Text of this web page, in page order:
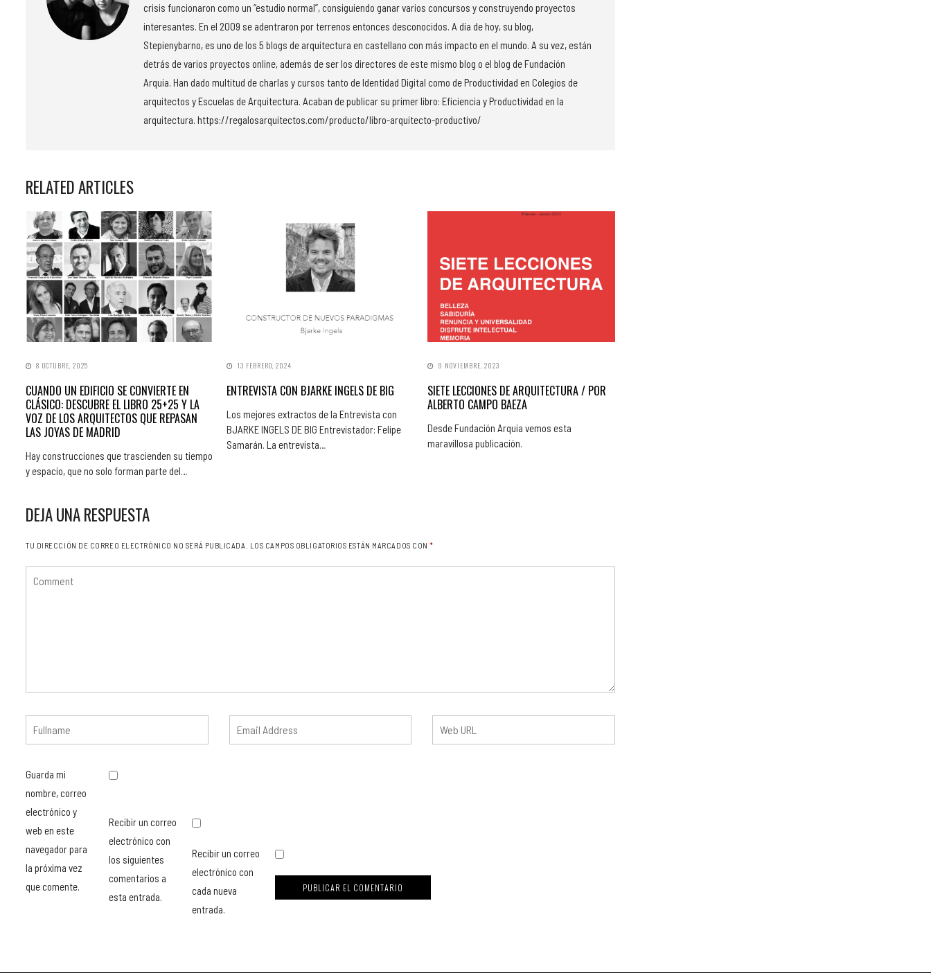
crisis funcionaron como un “estudio normal”, consiguiendo ganar varios concursos y construyendo proyectos
interesantes. En el 2009 se adentraron por terrenos entonces desconocidos. A día de hoy, su blog,
Stepienybarno, es uno de los 5 blogs de arquitectura en castellano con más impacto en el mundo. A su vez, están
detrás de varios proyectos online, además de ser los directores de este mismo blog o el blog de Fundación
Arquia. Han dado multitud de charlas y cursos tanto de Identidad Digital como de Productividad en Colegios de
arquitectos y Escuelas de Arquitectura. Acaban de publicar su primer libro: Eficiencia y Productividad en la
arquitectura. https://regalosarquitectos.com/producto/libro-arquitecto-productivo/
RELATED ARTICLES
8 OCTUBRE, 2025
CUANDO UN EDIFICIO SE CONVIERTE EN
CLÁSICO: DESCUBRE EL LIBRO 25+25 Y LA
VOZ DE LOS ARQUITECTOS QUE REPASAN
LAS JOYAS DE MADRID
Hay construcciones que trascienden su tiempo
y espacio, que no solo forman parte del…
13 FEBRERO, 2024
ENTREVISTA CON BJARKE INGELS DE BIG
Los mejores extractos de la Entrevista con
BJARKE INGELS DE BIG Entrevistador: Felipe
Samarán. La entrevista…
9 NOVIEMBRE, 2023
SIETE LECCIONES DE ARQUITECTURA / POR
ALBERTO CAMPO BAEZA
Desde Fundación Arquia vemos esta
maravillosa publicación.
DEJA UNA RESPUESTA
TU DIRECCIÓN DE CORREO ELECTRÓNICO NO SERÁ PUBLICADA. LOS CAMPOS OBLIGATORIOS ESTÁN MARCADOS CON*
Guarda mi
nombre, correo
electrónico y
web en este
navegador para
la próxima vez
que comente.
Recibir un correo
electrónico con
los siguientes
comentarios a
esta entrada.
Recibir un correo
electrónico con
cada nueva
entrada.